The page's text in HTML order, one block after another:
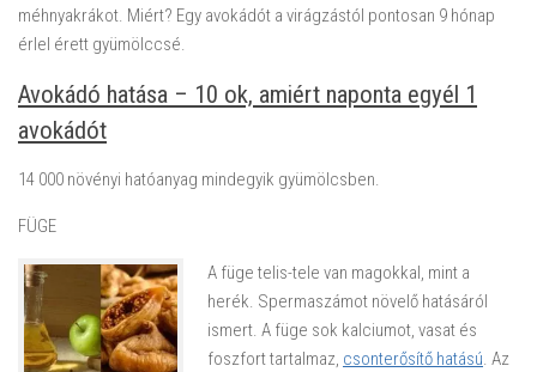
méhnyakrákot. Miért? Egy avokádót a virágzástól pontosan 9 hónap
érlel érett gyümölccsé.
Avokádó hatása – 10 ok, amiért naponta egyél 1
avokádót
14 000 növényi hatóanyag mindegyik gyümölcsben.
FÜGE
A füge telis-tele van magokkal, mint a
herék. Spermaszámot növelő hatásáról
ismert. A füge sok kalciumot, vasat és
foszfort tartalmaz, csonterősítő hatású. Az